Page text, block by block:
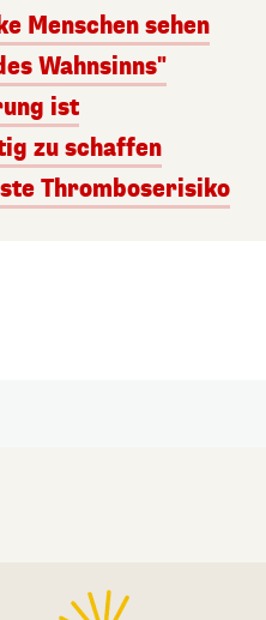
Menschen sehen
Wahnsinns"
ist
zu schaffen
Thromboserisiko